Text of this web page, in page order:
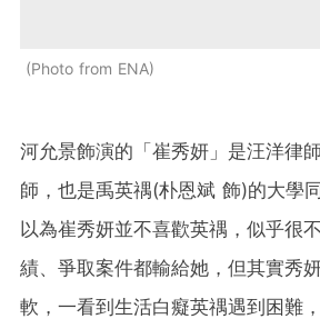
Photo from ENA
河允景飾演的「崔秀妍」是汪洋律
師，也是禹英禑(朴恩斌 飾)的大學
以為崔秀妍並不喜歡英禑，似乎很
績、爭取案件都輸給她，但其實秀
軟，一看到生活白癡英禑遇到困難